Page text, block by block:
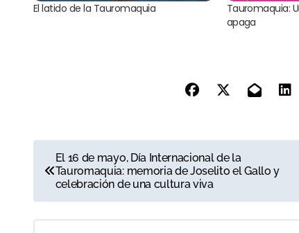
El latido de la Tauromaquia
Tauromaquia:
apaga
a
v
El 16 de mayo, Día Internacional de la
Tauromaquia: memoria de Joselito el Gallo y
celebración de una cultura viva